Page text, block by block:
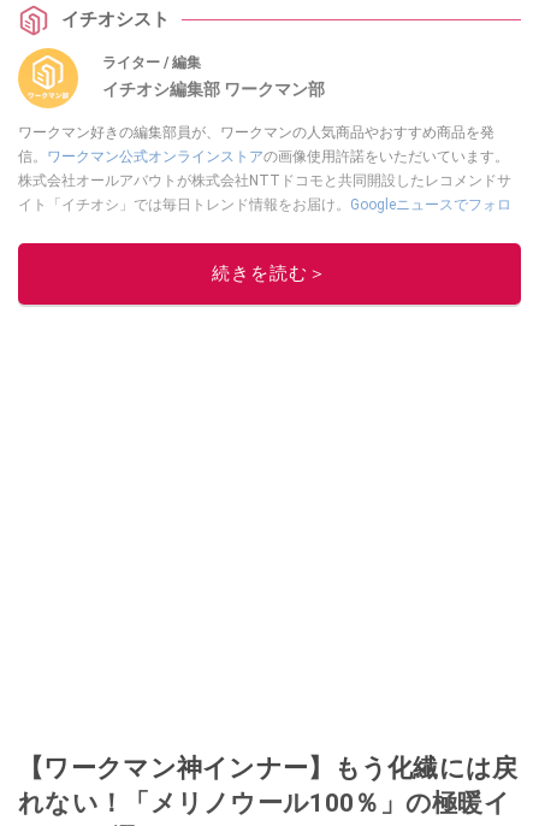
イチオシスト
ライター / 編集
イチオシ編集部 ワークマン部
ワークマン好きの編集部員が、ワークマンの人気商品やおすすめ商品を発
信。 ワークマン公式オンラインストアの画像使用許諾をいただいています。
株式会社オールアバウトが株式会社NTTドコモと共同開設したレコメンドサ
イト「イチオシ」では毎日トレンド情報をお届け。 Googleニュースでフォロ
このイチオシストの他の記事を読む
続きを読む＞
【ワークマン神インナー】もう化繊には戻
れない！「メリノウール100％」の極暖イ